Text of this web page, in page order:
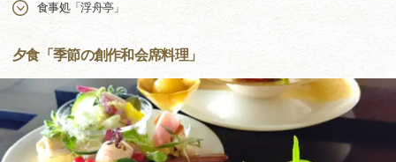
食事処「浮舟亭」
夕食「季節の創作和会席料理」